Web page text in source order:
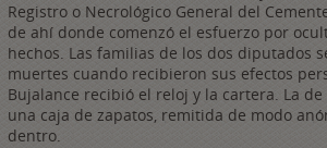
Registro o Necrológico General del
de ahí donde comenzó el esfuerzo por
hechos. Las familias de los dos diputados
muertes cuando recibieron sus efectos
Bujalance recibió el reloj y la cartera. La
una caja de zapatos, remitida de modo
dentro.